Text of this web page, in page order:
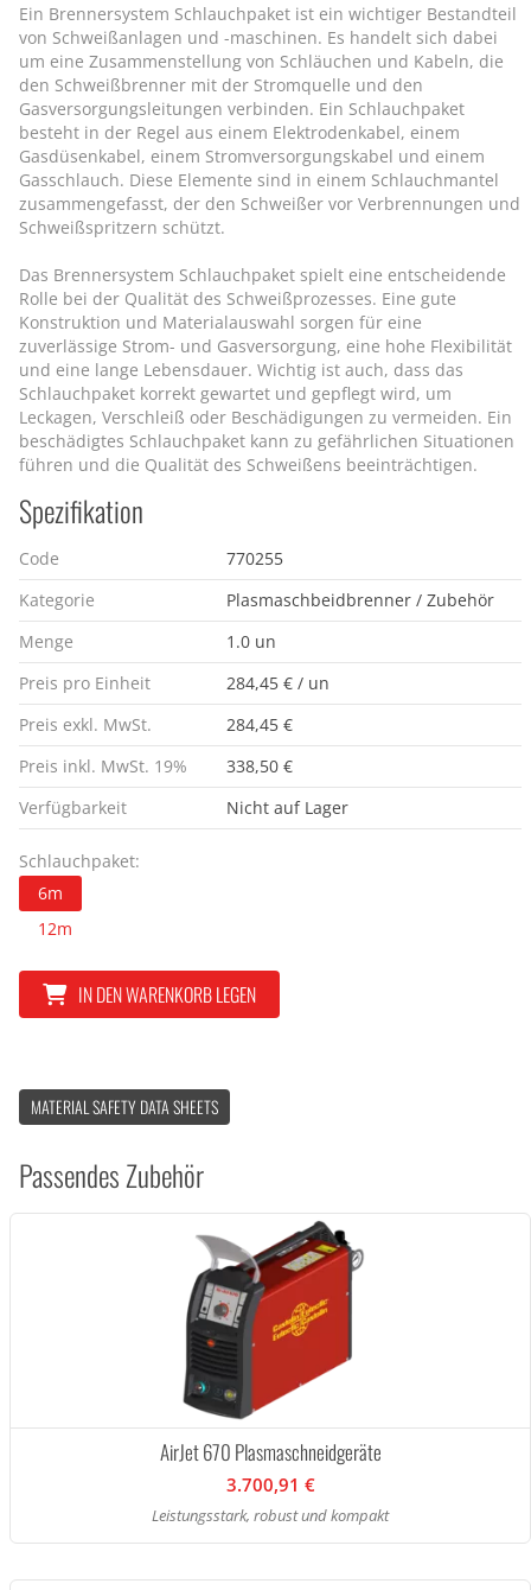
Ein Brennersystem Schlauchpaket ist ein wichtiger Bestandteil
von Schweißanlagen und -maschinen. Es handelt sich dabei
um eine Zusammenstellung von Schläuchen und Kabeln, die
den Schweißbrenner mit der Stromquelle und den
Gasversorgungsleitungen verbinden. Ein Schlauchpaket
besteht in der Regel aus einem Elektrodenkabel, einem
Gasdüsenkabel, einem Stromversorgungskabel und einem
Gasschlauch. Diese Elemente sind in einem Schlauchmantel
zusammengefasst, der den Schweißer vor Verbrennungen und
Schweißspritzern schützt.
Das Brennersystem Schlauchpaket spielt eine entscheidende
Rolle bei der Qualität des Schweißprozesses. Eine gute
Konstruktion und Materialauswahl sorgen für eine
zuverlässige Strom- und Gasversorgung, eine hohe Flexibilität
und eine lange Lebensdauer. Wichtig ist auch, dass das
Schlauchpaket korrekt gewartet und gepflegt wird, um
Leckagen, Verschleiß oder Beschädigungen zu vermeiden. Ein
beschädigtes Schlauchpaket kann zu gefährlichen Situationen
führen und die Qualität des Schweißens beeinträchtigen.
Spezifikation
Code
770255
Kategorie
Plasmaschbeidbrenner / Zubehör
Menge
1.0 un
Preis pro Einheit
284,45 € / un
Preis exkl. MwSt.
284,45 €
Preis inkl. MwSt. 19%
338,50 €
Verfügbarkeit
Nicht auf Lager
Schlauchpaket:
6m
12m
IN DEN WARENKORB LEGEN
MATERIAL SAFETY DATA SHEETS
Passendes Zubehör
AirJet 670 Plasmaschneidgeräte
3.700,91 €
Leistungsstark, robust und kompakt